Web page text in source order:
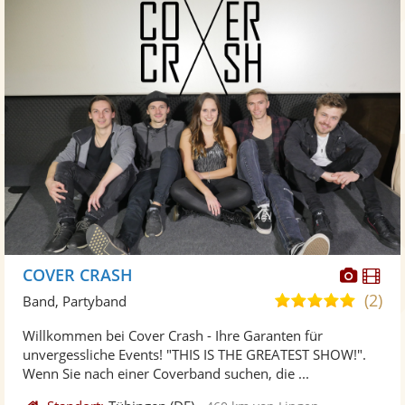
COVER CRASH
4,9(2)
Band, Partyband
Willkommen bei Cover Crash - Ihre Garanten für
unvergessliche Events! "THIS IS THE GREATEST SHOW!".
Wenn Sie nach einer Coverband suchen, die ...